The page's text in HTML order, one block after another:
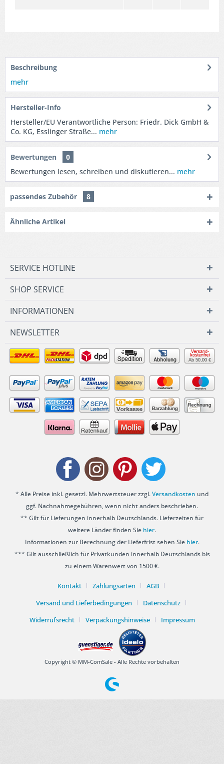
Beschreibung
mehr
Hersteller-Info
Hersteller/EU Verantwortliche Person: Friedr. Dick GmbH &
Co. KG, Esslinger Straße... mehr
Bewertungen
0
Bewertungen lesen, schreiben und diskutieren... mehr
passendes Zubehör 8
Ähnliche Artikel
SERVICE HOTLINE
SHOP SERVICE
INFORMATIONEN
NEWSLETTER
Ab 50,00 €
* Alle Preise inkl. gesetzl. Mehrwertsteuer zzgl.Versandkosten und
ggf. Nachnahmegebühren, wenn nicht anders beschrieben.
** Gilt für Lieferungen innerhalb Deutschlands. Lieferzeiten für
weitere Länder finden Sie hier.
Informationen zur Berechnung der Lieferfrist sehen Sie hier.
*** Gilt ausschließlich für Privatkunden innerhalb Deutschlands bis
zu einem Warenwert von 1500 €.
Kontakt Zahlungsarten
AGB
Versand und Lieferbedingungen
Datenschutz
Widerrufsrecht
Verpackungshinweise Impressum
Copyright © MM-ComSale - Alle Rechte vorbehalten